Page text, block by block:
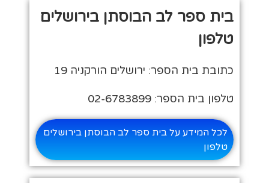
בית ספר לב הבוסתן בירושלים
טלפון
כתובת בית הספר: ירושלים הורקניה 19
טלפון בית הספר: 02-6783899
לכל המידע על בית ספר לב הבוסתן בירושלים
טלפון